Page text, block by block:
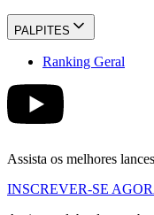
PALPITES
Ranking Geral
Assista os melhores
INSCREVER-SE